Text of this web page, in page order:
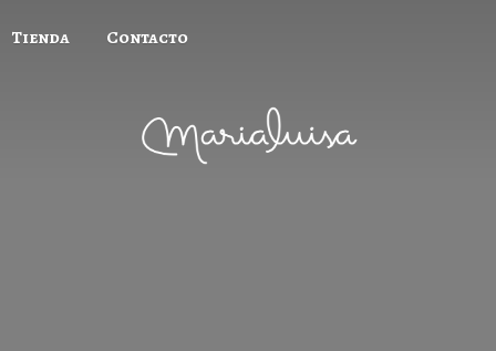
Tienda Contacto